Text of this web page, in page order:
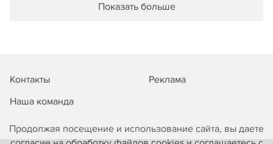
Продолжая посещение и использование сайта, вы даете
Показать больше
Контакты
Реклама
Наша команда